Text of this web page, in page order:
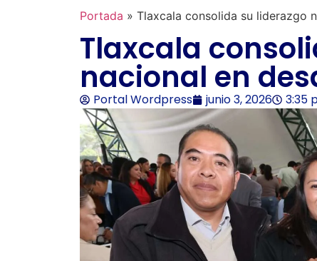
Portada » Tlaxcala consolida su liderazgo
Tlaxcala
nacional en
Portal Wordpress junio 3, 2026 3:35